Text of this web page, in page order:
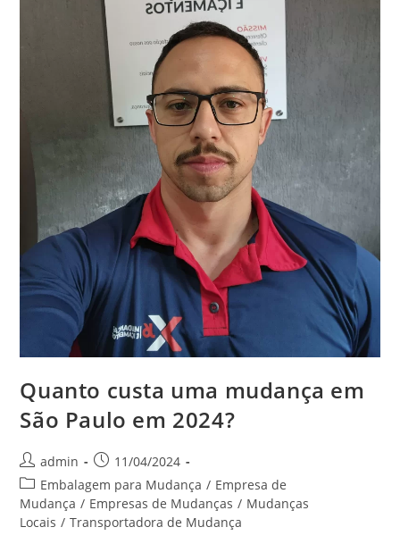
Quanto custa uma mudança em
São Paulo em 2024?
admin
11/04/2024
Embalagem para Mudança / Empresa de
Mudança / Empresas de Mudanças / Mudanças
Locais / Transportadora de Mudança